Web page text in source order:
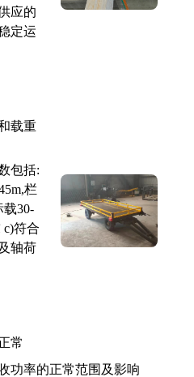
应的
定运
载重
包括:
栏
载30-
c)符合
轴荷
常
功率的正常范围及影响